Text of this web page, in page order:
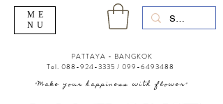
"Make your happiness with flower"
PATTAYA - BANGKOK
Tel. 088-924-3335 / 099-6493488
ME
NU